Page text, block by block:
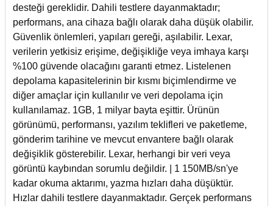
desteği gereklidir. Dahili testlere dayanmaktadır;
performans, ana cihaza bağlı olarak daha düşük olabilir.
Güvenlik önlemleri, yapıları gereği, aşılabilir. Lexar,
verilerin yetkisiz erişime, değişikliğe veya imhaya karşı
%100 güvende olacağını garanti etmez. Listelenen
depolama kapasitelerinin bir kısmı biçimlendirme ve
diğer amaçlar için kullanılır ve veri depolama için
kullanılamaz. 1GB, 1 milyar bayta eşittir. Ürünün
görünümü, performansı, yazılım teklifleri ve paketleme,
gönderim tarihine ve mevcut envantere bağlı olarak
değişiklik gösterebilir. Lexar, herhangi bir veri veya
görüntü kaybından sorumlu değildir. | 1 150MB/sn'ye
kadar okuma aktarımı, yazma hızları daha düşüktür.
Hızlar dahili testlere dayanmaktadır. Gerçek performans